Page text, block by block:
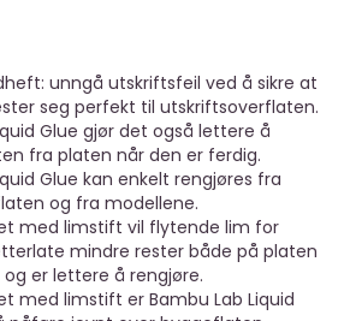
unngå utskriftsfeil ved å sikre at
seg perfekt til utskriftsoverflaten.
Glue gjør det også lettere å
fra platen når den er ferdig.
Glue kan enkelt rengjøres fra
og fra modellene.
med limstift vil flytende lim for
mindre rester både på platen
er lettere å rengjøre.
med limstift er Bambu Lab Liquid